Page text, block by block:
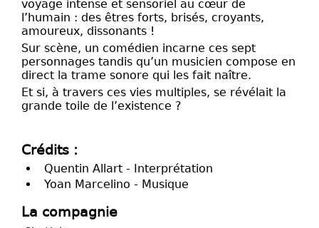
voyage intense et sensoriel au cœur de
l’humain : des êtres forts, brisés, croyants,
amoureux, dissonants !
Sur scène, un comédien incarne ces sept
personnages tandis qu’un musicien compose en
direct la trame sonore qui les fait naître.
Et si, à travers ces vies multiples, se révélait la
grande toile de l’existence ?
Crédits :
Quentin Allart - Interprétation
Yoan Marcelino - Musique
La compagnie